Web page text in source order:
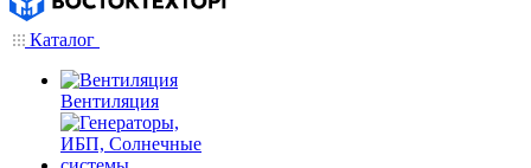
Каталог
Вентиляция